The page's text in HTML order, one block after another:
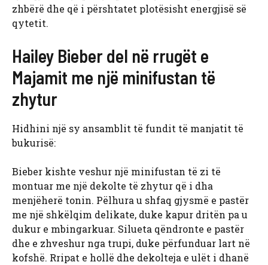
zhbërë dhe që i përshtatet plotësisht energjisë së
qytetit.
Hailey Bieber del në rrugët e
Majamit me një minifustan të
zhytur
Hidhini një sy ansamblit të fundit të manjatit të
bukurisë:
Bieber kishte veshur një minifustan të zi të
montuar me një dekolte të zhytur që i dha
menjëherë tonin. Pëlhura u shfaq gjysmë e pastër
me një shkëlqim delikate, duke kapur dritën pa u
dukur e mbingarkuar. Silueta qëndronte e pastër
dhe e zhveshur nga trupi, duke përfunduar lart në
kofshë. Rripat e hollë dhe dekolteja e ulët i dhanë